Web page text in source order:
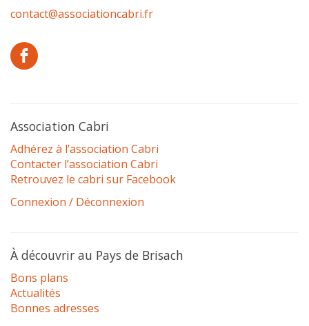
contact@associationcabri.fr
Association Cabri
Adhérez à l’association Cabri
Contacter l’association Cabri
Retrouvez le cabri sur Facebook
Connexion / Déconnexion
À découvrir au Pays de Brisach
Bons plans
Actualités
Bonnes adresses